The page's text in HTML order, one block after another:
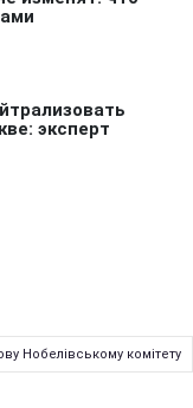
Нобелівському комітету